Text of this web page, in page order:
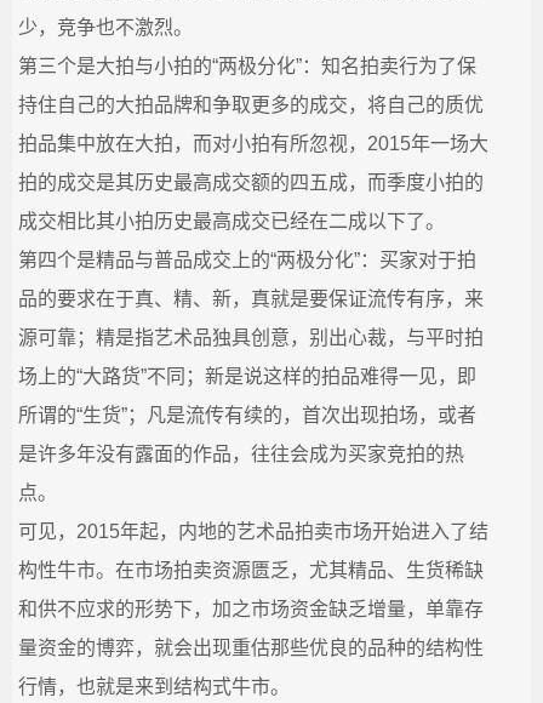
少，竞争也不激烈。
第三个是大拍与小拍的“两极分化”：知名拍卖行为了保
持住自己的大拍品牌和争取更多的成交，将自己的质优
拍品集中放在大拍，而对小拍有所忽视，2015年一场大
拍的成交是其历史最高成交额的四五成，而季度小拍的
成交相比其小拍历史最高成交已经在二成以下了。
第四个是精品与普品成交上的“两极分化”：买家对于拍
品的要求在于真、精、新，真就是要保证流传有序，来
源可靠；精是指艺术品独具创意，别出心裁，与平时拍
场上的“大路货”不同；新是说这样的拍品难得一见，即
所谓的“生货”；凡是流传有续的，首次出现拍场，或者
是许多年没有露面的作品，往往会成为买家竞拍的热
点。
可见，2015年起，内地的艺术品拍卖市场开始进入了结
构性牛市。在市场拍卖资源匮乏，尤其精品、生货稀缺
和供不应求的形势下，加之市场资金缺乏增量，单靠存
量资金的博弈，就会出现重估那些优良的品种的结构性
行情，也就是来到结构式牛市。